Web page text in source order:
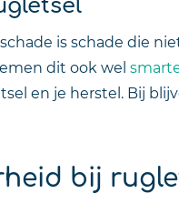
is schade die
dit ook wel
en je herstel. Bij
bij